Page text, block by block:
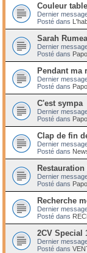
Couleur
Dernier
Posté dans
Sarah
Dernier
Posté dans
Pendant ma
Dernier
Posté dans
C'est sympa
Dernier
Posté dans
Clap de fin
Dernier
Posté dans
Restauration
Dernier
Posté dans
Recherche
Dernier
Posté dans
2CV Special
Dernier
Posté dans